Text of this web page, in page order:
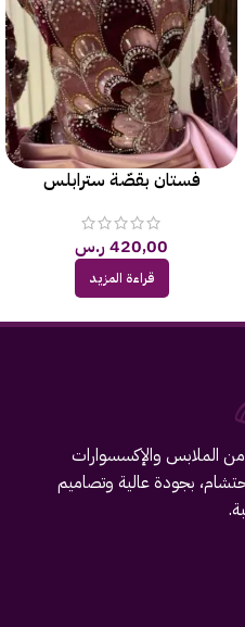
فستان بقصّة سترابلس
420,00ر.س
قراءة المزيد
الملابس والإكسسوارات
بجودة عالية وتصاميم